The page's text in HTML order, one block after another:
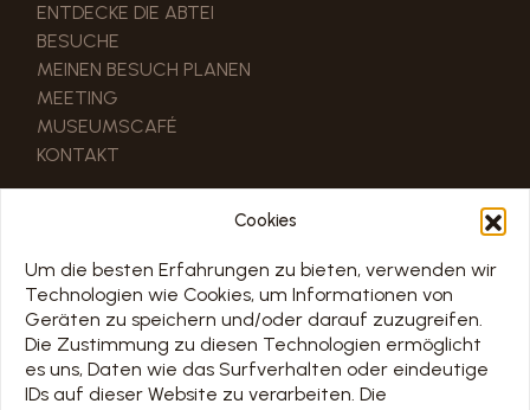
Cookies
Um die besten Erfahrungen zu bieten, verwenden wir
Technologien wie Cookies, um Informationen von
Geräten zu speichern und/oder darauf zuzugreifen.
Die Zustimmung zu diesen Technologien ermöglicht
es uns, Daten wie das Surfverhalten oder eindeutige
IDs auf dieser Website zu verarbeiten. Die
ENTDECKE DIE ABTEI
BESUCHE
MEINEN BESUCH PLANEN
MEETING
MUSEUMSCAFÉ
KONTAKT
PRO & PRESSEBEREICH
ZEITPLAN
TOUS LES JOURS 7/7 DE 10H À 18H
Jours d’ouverture sur le calendrier ci-dessous